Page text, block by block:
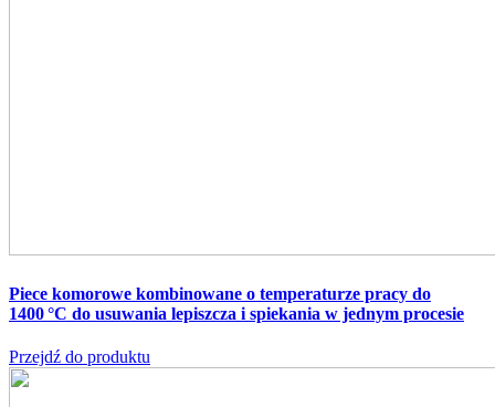
Piece komorowe kombinowane o temperaturze pracy do
1400 °C do usuwania lepiszcza i spiekania w jednym procesie
Przejdź do produktu